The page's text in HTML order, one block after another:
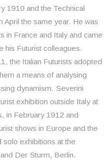
1910 and the Technical
April the same year. He was
in France and Italy and came
his Futurist colleagues.
the Italian Futurists adopted
a means of analysing
dynamism. Severini
exhibition outside Italy at
in February 1912 and
shows in Europe and the
exhibitions at the
Der Sturm, Berlin.